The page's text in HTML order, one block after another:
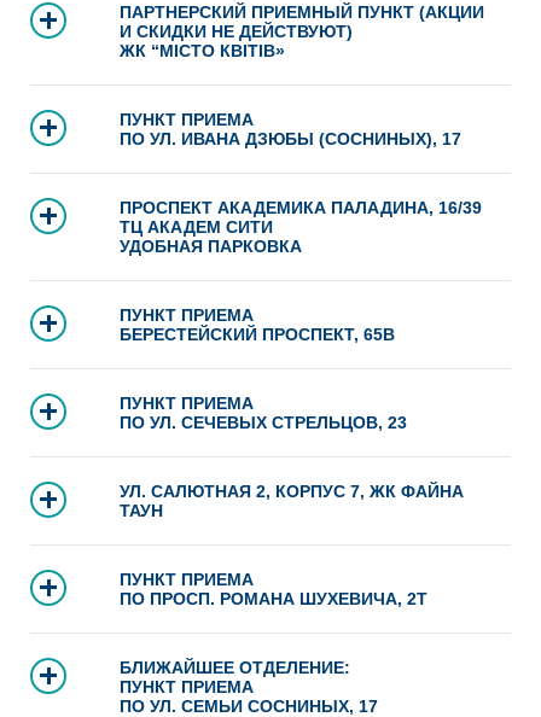
ПАРТНЕРСКИЙ ПРИЕМНЫЙ ПУНКТ (АКЦИИ
И СКИДКИ НЕ ДЕЙСТВУЮТ)
ЖК “МІСТО КВІТІВ»
ПУНКТ ПРИЕМА
ПО УЛ. ИВАНА ДЗЮБЫ (СОСНИНЫХ), 17
ПРОСПЕКТ АКАДЕМИКА ПАЛАДИНА, 16/39
ТЦ АКАДЕМ СИТИ
УДОБНАЯ ПАРКОВКА
ПУНКТ ПРИЕМА
БЕРЕСТЕЙСКИЙ ПРОСПЕКТ, 65В
ПУНКТ ПРИЕМА
ПО УЛ. СЕЧЕВЫХ СТРЕЛЬЦОВ, 23
УЛ. САЛЮТНАЯ 2, КОРПУС 7, ЖК ФАЙНА
ТАУН
ПУНКТ ПРИЕМА
ПО ПРОСП. РОМАНА ШУХЕВИЧА, 2Т
БЛИЖАЙШЕЕ ОТДЕЛЕНИЕ:
ПУНКТ ПРИЕМА
ПО УЛ. СЕМЬИ СОСНИНЫХ, 17